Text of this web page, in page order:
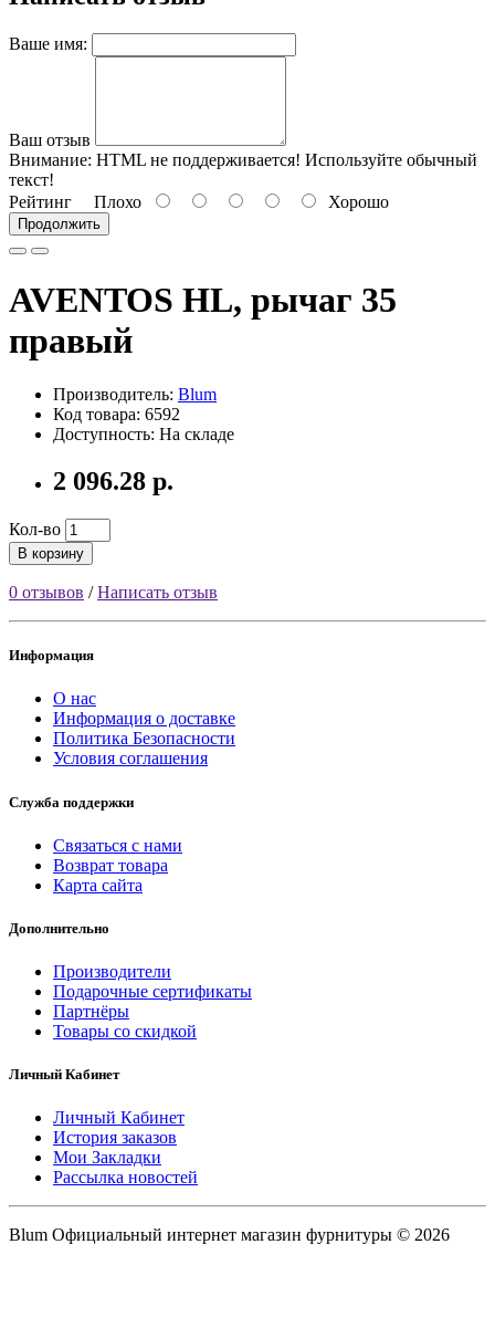
Ваше имя:
Ваш отзыв
Внимание: HTML не поддерживается! Используйте обычный
текст!
Рейтинг Плохо Хорошо
Продолжить
AVENTOS HL, рычаг 35
правый
Производитель: Blum
Код товара: 6592
Доступность: На складе
2 096.28 р.
Кол-во
В корзину
0 отзывов /Написать отзыв
Информация
О нас
Информация о доставке
Политика Безопасности
Условия соглашения
Служба поддержки
Связаться с нами
Возврат товара
Карта сайта
Дополнительно
Производители
Подарочные сертификаты
Партнёры
Товары со скидкой
Личный Кабинет
Личный Кабинет
История заказов
Мои Закладки
Рассылка новостей
Blum Официальный интернет магазин фурнитуры © 2026